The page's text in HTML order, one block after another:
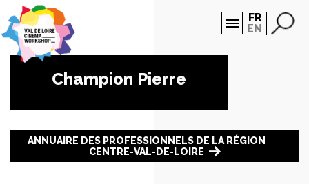
FR
EN
Champion Pierre
ANNUAIRE DES PROFESSIONNELS DE LA RÉGION
CENTRE-VAL-DE-LOIRE
Panneau de gestion des cookies